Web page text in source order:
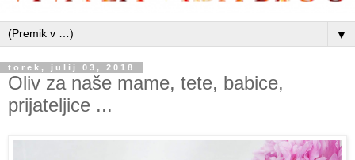
▼
torek, julij 03, 2018
Oliv za naše mame, tete, babice,
prijateljice ...